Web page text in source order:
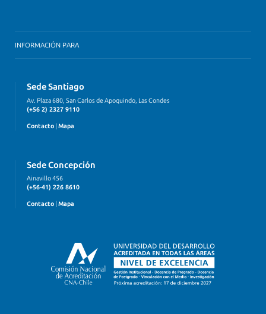
INFORMACIÓN PARA
Sede Santiago
Av. Plaza 680, San Carlos de Apoquindo, Las Condes
(+56 2) 2327 9110
Contacto | Mapa
Sede Concepción
Ainavillo 456
(+56-41) 226 8610
Contacto Mapa